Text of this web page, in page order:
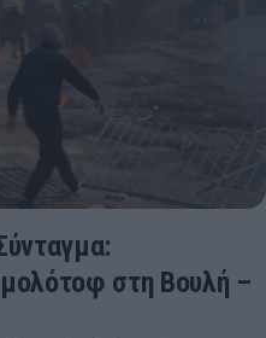
στη Βουλή –